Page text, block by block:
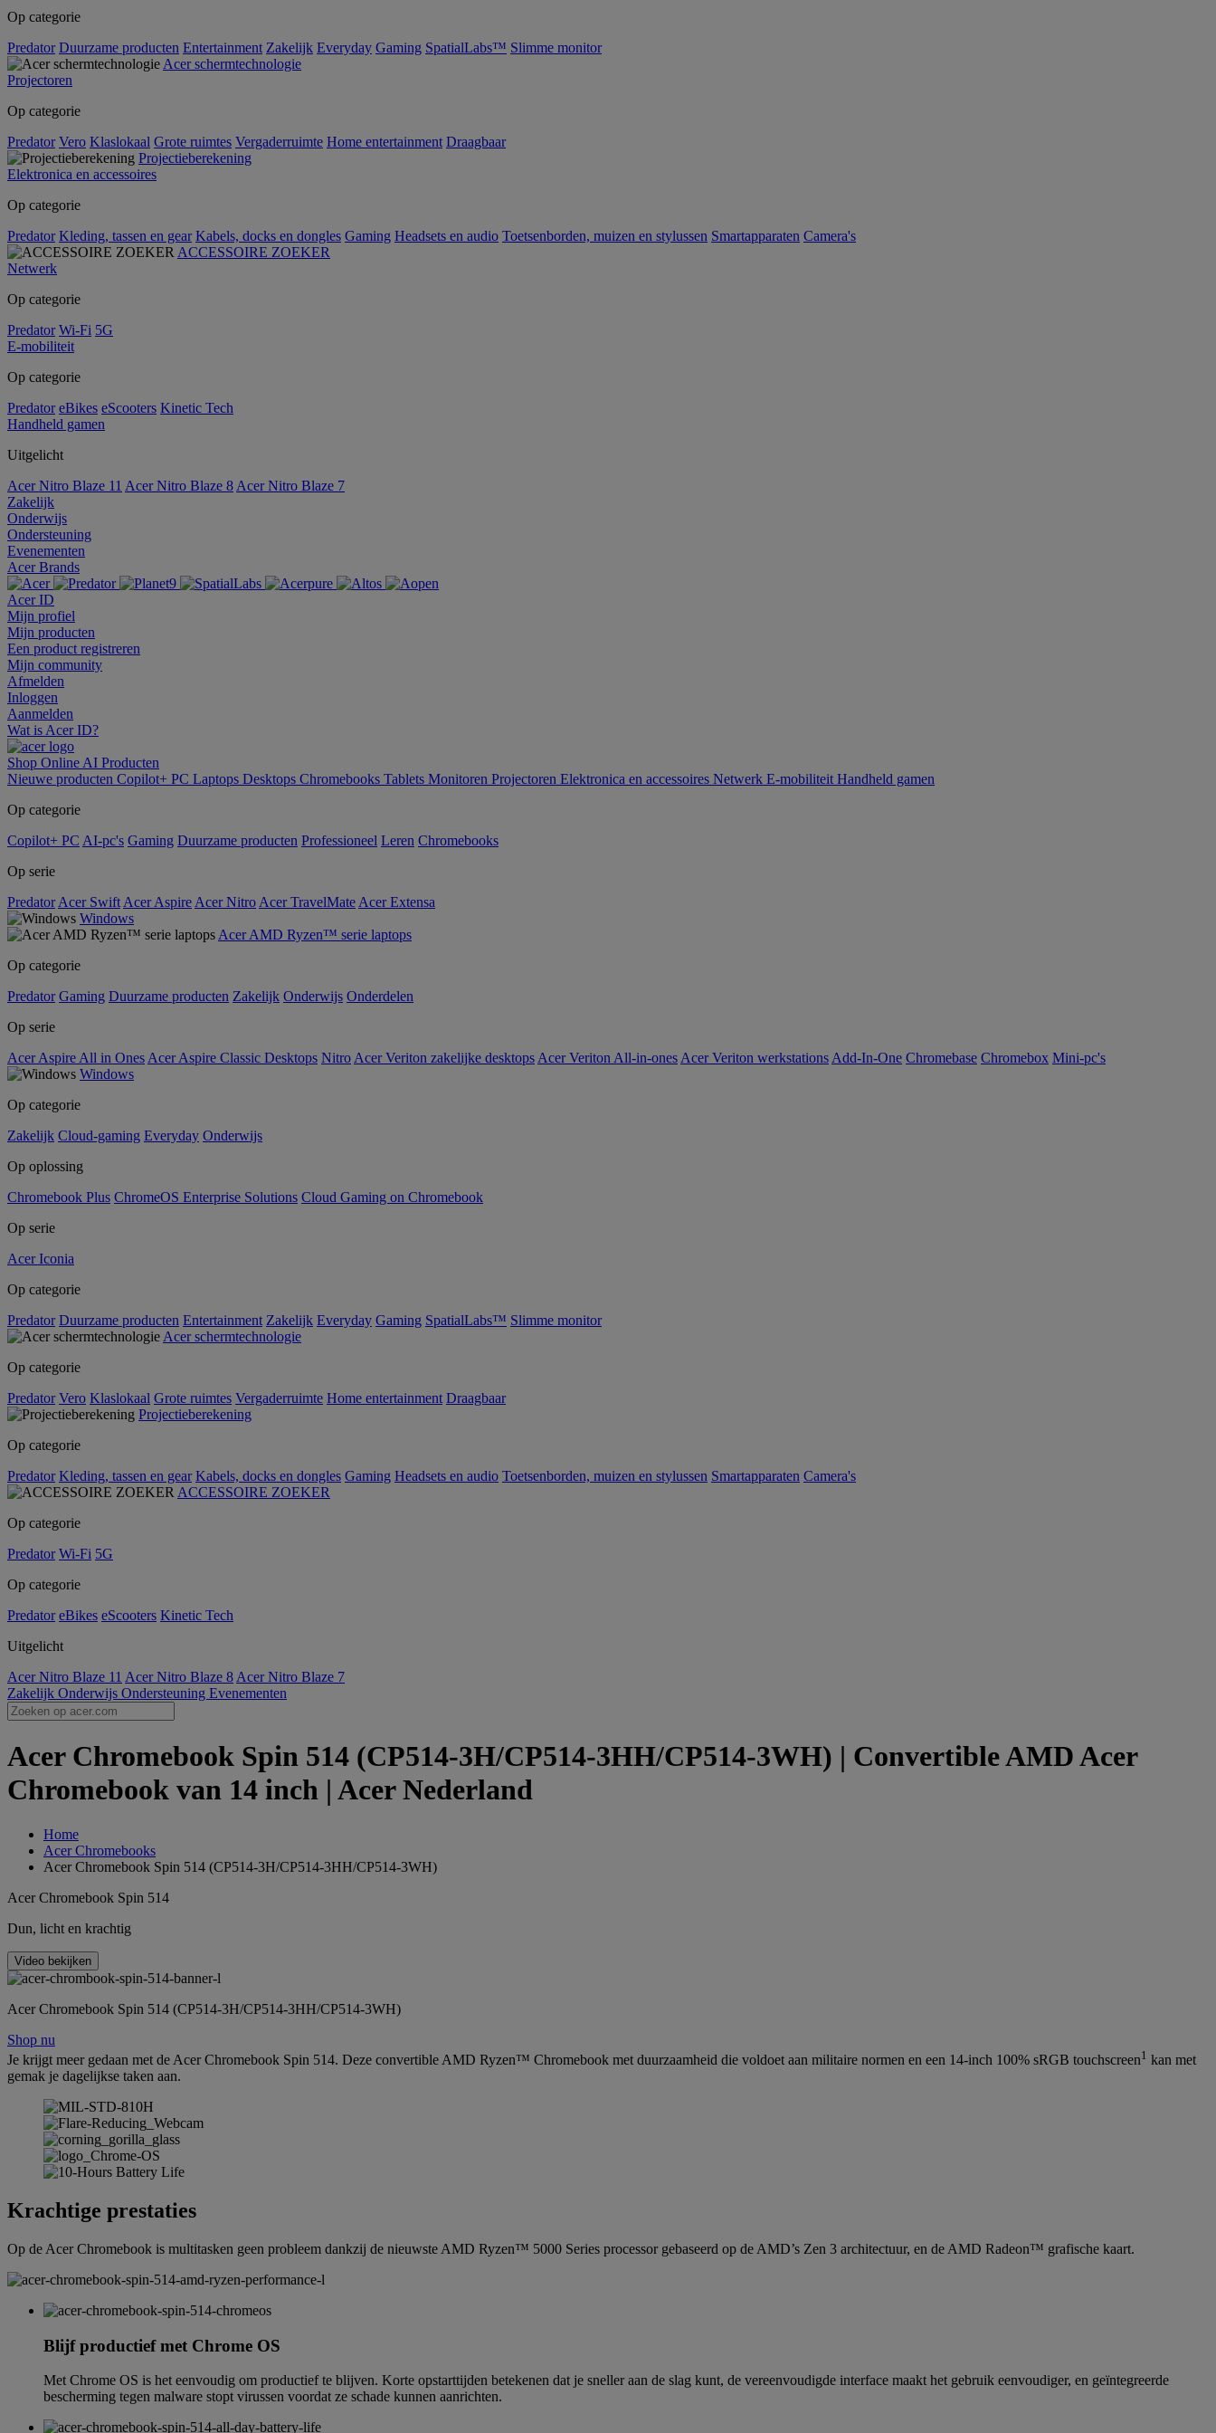
Op categorie
Predator Duurzame producten Entertainment Zakelijk Everyday Gaming SpatialLabs™ Slimme monitor
Acer schermtechnologie
Projectoren
Op categorie
Predator Vero Klaslokaal Grote ruimtes Vergaderruimte Home entertainment Draagbaar
Projectieberekening
Elektronica en accessoires
Op categorie
Predator Kleding, tassen en gear Kabels, docks en dongles Gaming Headsets en audio Toetsenborden, muizen en stylussen Smartapparaten Camera's
ACCESSOIRE ZOEKER
Netwerk
Op categorie
Predator Wi-Fi 5G
E-mobiliteit
Op categorie
Predator eBikes eScooters Kinetic Tech
Handheld gamen
Uitgelicht
Acer Nitro Blaze 11 Acer Nitro Blaze 8 Acer Nitro Blaze 7
Zakelijk
Onderwijs
Ondersteuning
Evenementen
Acer Brands
Acer ID
Mijn profiel
Mijn producten
Een product registreren
Mijn community
Afmelden
Inloggen
Aanmelden
Wat is Acer ID?
Shop Online AI Producten
Nieuwe producten Copilot+ PC Laptops Desktops Chromebooks Tablets Monitoren Projectoren Elektronica en accessoires Netwerk E-mobiliteit Handheld gamen
Op categorie
Copilot+ PC AI-pc's Gaming Duurzame producten Professioneel Leren Chromebooks
Op serie
Predator Acer Swift Acer Aspire Acer Nitro Acer TravelMate Acer Extensa
Windows
Acer AMD Ryzen™ serie laptops
Op categorie
Predator Gaming Duurzame producten Zakelijk Onderwijs Onderdelen
Op serie
Acer Aspire All in Ones Acer Aspire Classic Desktops Nitro Acer Veriton zakelijke desktops Acer Veriton All-in-ones Acer Veriton werkstations Add-In-One Chromebase Chromebox Mini-pc's
Windows
Op categorie
Zakelijk Cloud-gaming Everyday Onderwijs
Op oplossing
Chromebook Plus ChromeOS Enterprise Solutions Cloud Gaming on Chromebook
Op serie
Acer Iconia
Op categorie
Predator Duurzame producten Entertainment Zakelijk Everyday Gaming SpatialLabs™ Slimme monitor
Acer schermtechnologie
Op categorie
Predator Vero Klaslokaal Grote ruimtes Vergaderruimte Home entertainment Draagbaar
Projectieberekening
Op categorie
Predator Kleding, tassen en gear Kabels, docks en dongles Gaming Headsets en audio Toetsenborden, muizen en stylussen Smartapparaten Camera's
ACCESSOIRE ZOEKER
Op categorie
Predator Wi-Fi 5G
Op categorie
Predator eBikes eScooters Kinetic Tech
Uitgelicht
Acer Nitro Blaze 11 Acer Nitro Blaze 8 Acer Nitro Blaze 7
Zakelijk Onderwijs Ondersteuning Evenementen
Acer Chromebook Spin 514 (CP514-3H/CP514-3HH/CP514-3WH) | Convertible AMD Acer
Chromebook van 14 inch | Acer Nederland
Home
Acer Chromebooks
Acer Chromebook Spin 514 (CP514-3H/CP514-3HH/CP514-3WH)
Acer Chromebook Spin 514
Dun, licht en krachtig
Video bekijken
Acer Chromebook Spin 514 (CP514-3H/CP514-3HH/CP514-3WH)
Shop nu
Je krijgt meer gedaan met de Acer Chromebook Spin 514. Deze convertible AMD Ryzen™ Chromebook met duurzaamheid die voldoet aan militaire normen en een 14-inch 100% sRGB touchscreen1 kan met
gemak je dagelijkse taken aan.
Krachtige prestaties
Op de Acer Chromebook is multitasken geen probleem dankzij de nieuwste AMD Ryzen™ 5000 Series processor gebaseerd op de AMD’s Zen 3 architectuur, en de AMD Radeon™ grafische kaart.
Blijf productief met Chrome OS
Met Chrome OS is het eenvoudig om productief te blijven. Korte opstarttijden betekenen dat je sneller aan de slag kunt, de vereenvoudigde interface maakt het gebruik eenvoudiger, en geïntegreerde
bescherming tegen malware stopt virussen voordat ze schade kunnen aanrichten.